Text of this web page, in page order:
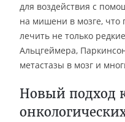
для воздействия с
на мишени в мозге, что
лечить не только
Альцгеймера,
метастазы в мозг и
Новый подход